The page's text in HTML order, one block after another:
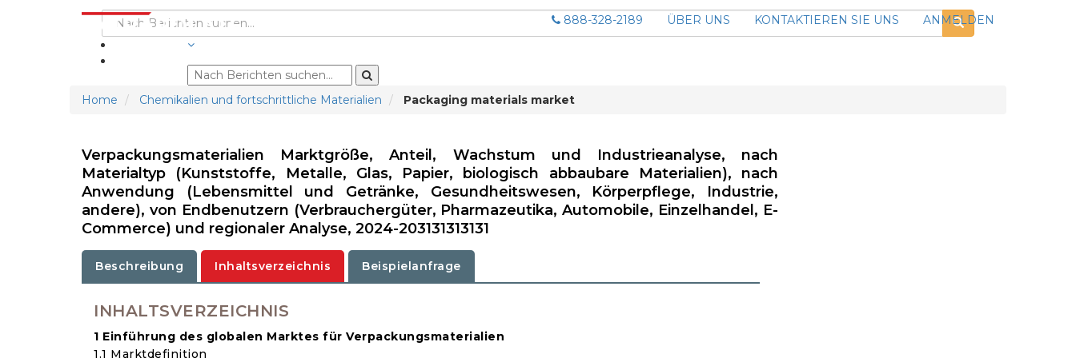
888-328-2189 ÜBER UNS KONTAKTIEREN SIE UNS
ANMELDEN
Home Chemikalien und fortschrittliche Materialien Packaging materials market
Verpackungsmaterialien Marktgröße, Anteil, Wachstum und Industrieanalyse, nach
Materialtyp (Kunststoffe, Metalle, Glas, Papier, biologisch abbaubare Materialien), nach
Anwendung (Lebensmittel und Getränke, Gesundheitswesen, Körperpflege, Industrie,
andere), von Endbenutzern (Verbrauchergüter, Pharmazeutika, Automobile, Einzelhandel, E-
Commerce) und regionaler Analyse, 2024-203131313131
Beschreibung Inhaltsverzeichnis Beispielanfrage
INHALTSVERZEICHNIS
1 Einführung des globalen Marktes für Verpackungsmaterialien
1.1 Marktdefinition